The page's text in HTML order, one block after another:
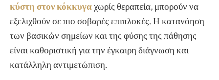
κύστη στον κόκκυγαχωρίς θεραπεία, μπορούν να
εξελιχθούν σε πιο σοβαρές επιπλοκές. Η κατανόηση
των βασικών σημείων και της φύσης της πάθησης
είναι καθοριστική για την έγκαιρη διάγνωση και
κατάλληλη αντιμετώπιση.